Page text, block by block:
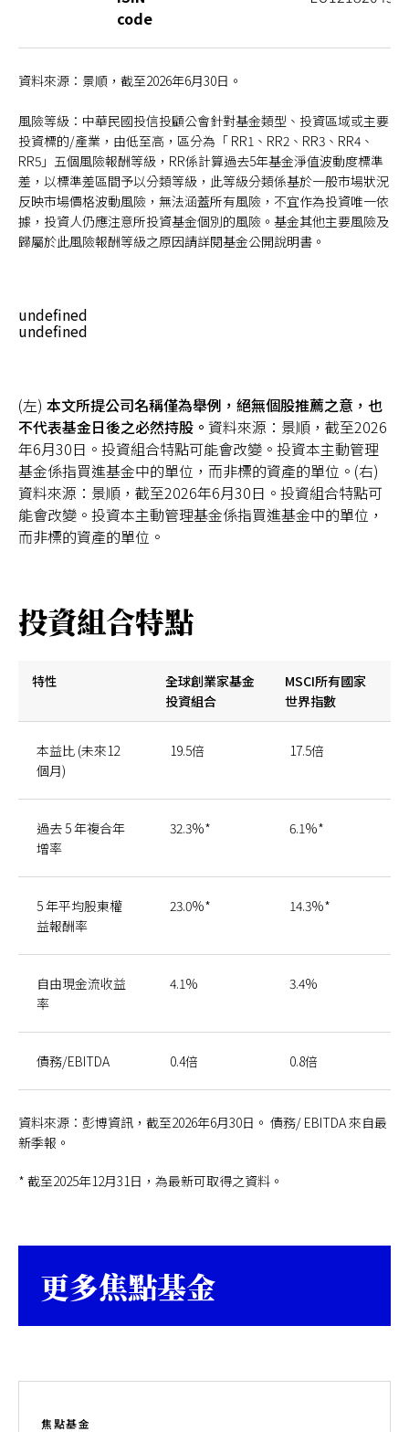
code
資料來源：景順，截至2026年6月30日。
風險等級：中華民國投信投顧公會針對基金類型、投資區域或主要
投資標的/產業，由低至高，區分為「 RR1、RR2、RR3、RR4、
RR5」五個風險報酬等級，RR係計算過去5年基金淨值波動度標準
差，以標準差區間予以分類等級，此等級分類係基於一般市場狀況
反映市場價格波動風險，無法涵蓋所有風險，不宜作為投資唯一依
據，投資人仍應注意所投資基金個別的風險。基金其他主要風險及
歸屬於此風險報酬等級之原因請詳閱基金公開說明書。
undefined
undefined
(左) 本文所提公司名稱僅為舉例，絕無個股推薦之意，也
不代表基金日後之必然持股。 資料來源：景順，截至2026
年6月30日。投資組合特點可能會改變。投資本主動管理
基金係指買進基金中的單位，而非標的資產的單位。(右)
資料來源：景順，截至2026年6月30日。投資組合特點可
能會改變。投資本主動管理基金係指買進基金中的單位，
而非標的資產的單位。
投資組合特點
特性
全球創業家基金
投資組合
MSCI所有國家
世界指數
本益比 (未來12
個月)
19.5倍 17.5倍
過去 5 年複合年
增率
32.3%* 6.1%*
5 年平均股東權
益報酬率
23.0%* 14.3%*
自由現金流收益
率
4.1% 3.4%
債務/EBITDA 0.4倍 0.8倍
資料來源：彭博資訊，截至2026年6月30日。 債務/ EBITDA 來自最
新季報。
* 截至2025年12月31日，為最新可取得之資料。
更多焦點基金
焦點基金